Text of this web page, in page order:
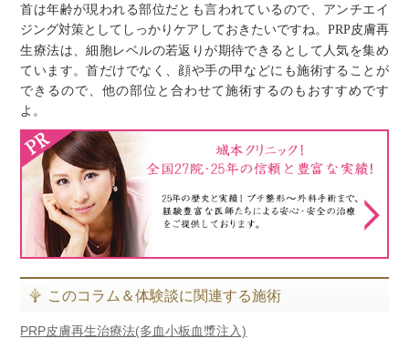
首は年齢が現われる部位だとも言われているので、アンチエイ
ジング対策としてしっかりケアしておきたいですね。 PRP皮膚再
生療法は、細胞レベルの若返りが期待できるとして人気を集め
ています。首だけでなく、顔や手の甲などにも施術することが
できるので、他の部位と合わせて施術するのもおすすめです
よ。
このコラム＆体験談に関連する施術
PRP皮膚再生治療法(多血小板血漿注入)